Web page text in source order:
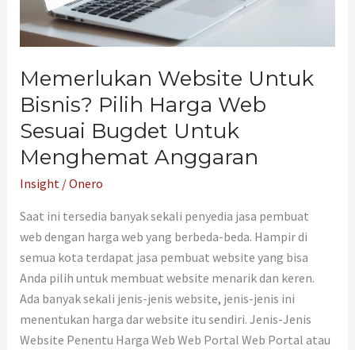
Memerlukan Website Untuk
Bisnis? Pilih Harga Web
Sesuai Bugdet Untuk
Menghemat Anggaran
Insight/Onero
Saat ini tersedia banyak sekali penyedia jasa pembuat
web dengan harga web yang berbeda-beda. Hampir di
semua kota terdapat jasa pembuat website yang bisa
Anda pilih untuk membuat website menarik dan keren.
Ada banyak sekali jenis-jenis website, jenis-jenis ini
menentukan harga dar website itu sendiri. Jenis-Jenis
Website Penentu Harga Web Web Portal Web Portal atau
Untuk
Menghemat
Anggaran